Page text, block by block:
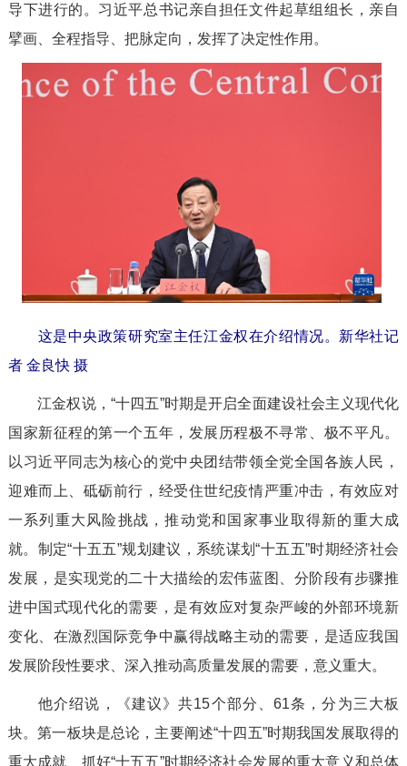
导下进行的。习近平总书记亲自担任文件起草组组长，亲自
擘画、全程指导、把脉定向，发挥了决定性作用。
这是中央政策研究室主任江金权在介绍情况。 新华社记
者 金良快 摄
江金权说，“十四五”时期是开启全面建设社会主义现代化
国家新征程的第一个五年，发展历程极不寻常、极不平凡。
以习近平同志为核心的党中央团结带领全党全国各族人民，
迎难而上、砥砺前行，经受住世纪疫情严重冲击，有效应对
一系列重大风险挑战，推动党和国家事业取得新的重大成
就。制定“十五五”规划建议，系统谋划“十五五”时期经济社会
发展，是实现党的二十大描绘的宏伟蓝图、分阶段有步骤推
进中国式现代化的需要，是有效应对复杂严峻的外部环境新
变化、在激烈国际竞争中赢得战略主动的需要，是适应我国
发展阶段性要求、深入推动高质量发展的需要，意义重大。
他介绍说，《建议》共15个部分、61条，分为三大板
块。第一板块是总论，主要阐述“十四五”时期我国发展取得的
重大成就、抓好“十五五”时期经济社会发展的重大意义和总体